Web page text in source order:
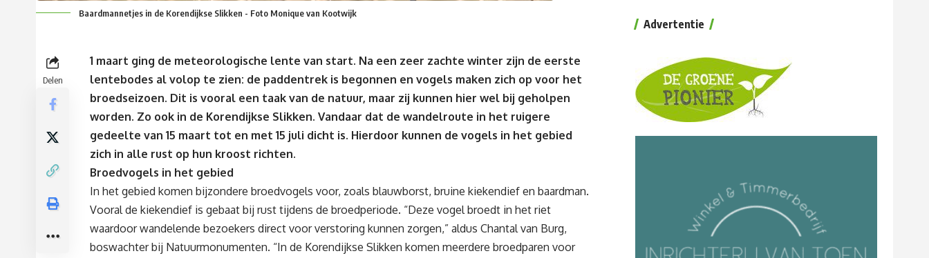
Baardmannetjes in de Korendijkse Slikken - Foto Monique van Kootwijk
Delen
1 maart ging de meteorologische lente van start. Na een zeer zachte winter zijn de eerste
lentebodes al volop te zien: de paddentrek is begonnen en vogels maken zich op voor het
broedseizoen. Dit is vooral een taak van de natuur, maar zij kunnen hier wel bij geholpen
worden. Zo ook in de Korendijkse Slikken. Vandaar dat de wandelroute in het ruigere
gedeelte van 15 maart tot en met 15 juli dicht is. Hierdoor kunnen de vogels in het gebied
zich in alle rust op hun kroost richten.
Broedvogels in het gebied
In het gebied komen bijzondere broedvogels voor, zoals blauwborst, bruine kiekendief en baardman.
Vooral de kiekendief is gebaat bij rust tijdens de broedperiode. “Deze vogel broedt in het riet
waardoor wandelende bezoekers direct voor verstoring kunnen zorgen,” aldus Chantal van Burg,
boswachter bij Natuurmonumenten. “In de Korendijkse Slikken komen meerdere broedparen voor
Advertentie